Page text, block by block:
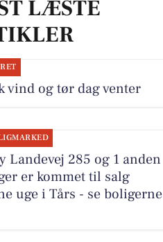
LÆSTE
vind og tør dag venter
Landevej 285 og 1 anden
er kommet til salg
uge i Tårs - se boligerne